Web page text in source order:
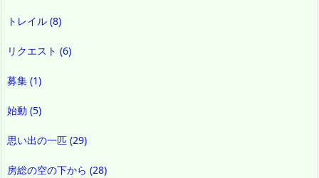
トレイル (8)
リクエスト (6)
募集 (1)
始動 (5)
思い出の一匹 (29)
房総の空の下から (28)